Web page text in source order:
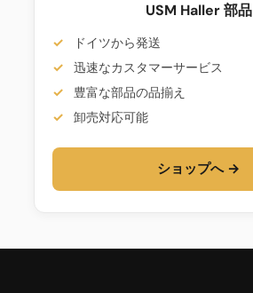
USM Haller 部品
ドイツから発送
迅速なカスタマーサービス
豊富な部品の品揃え
卸売対応可能
ショップへ →